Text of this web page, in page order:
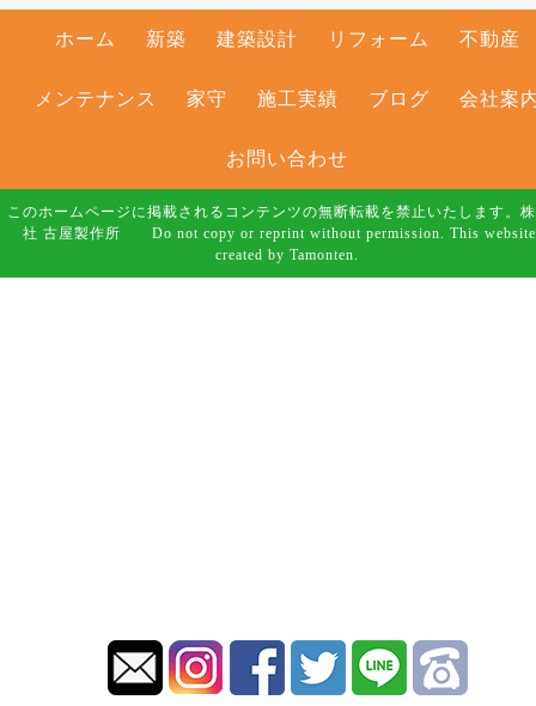
ホーム 新築 建築設計 リフォーム 不動産
メンテナンス 家守 施工実績 ブログ 会社案
お問い合わせ
このホームページに掲載されるコンテンツの無断転載を禁止いたします。
社 古屋製作所 Do not copy or reprint without permission. This
created by Tamonten.